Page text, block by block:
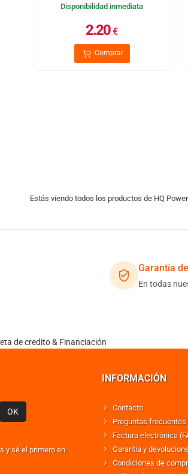
Disponibilidad inmediata
2.20€
Comprar
Estás viendo todos los productos de HQ
Garantía
En todas
OK
y sé el primero en
INFORMACIÓN
Contacto
Preguntas frecuentes
Factura electrónica
Garantía y
Condiciones de